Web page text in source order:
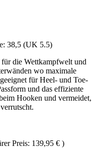
38,5 (UK 5.5)
die Wettkampfwelt und
wo maximale
für Heel- und Toe-
und das effiziente
Hooken und vermeidet,
Preis: 139,95 € )